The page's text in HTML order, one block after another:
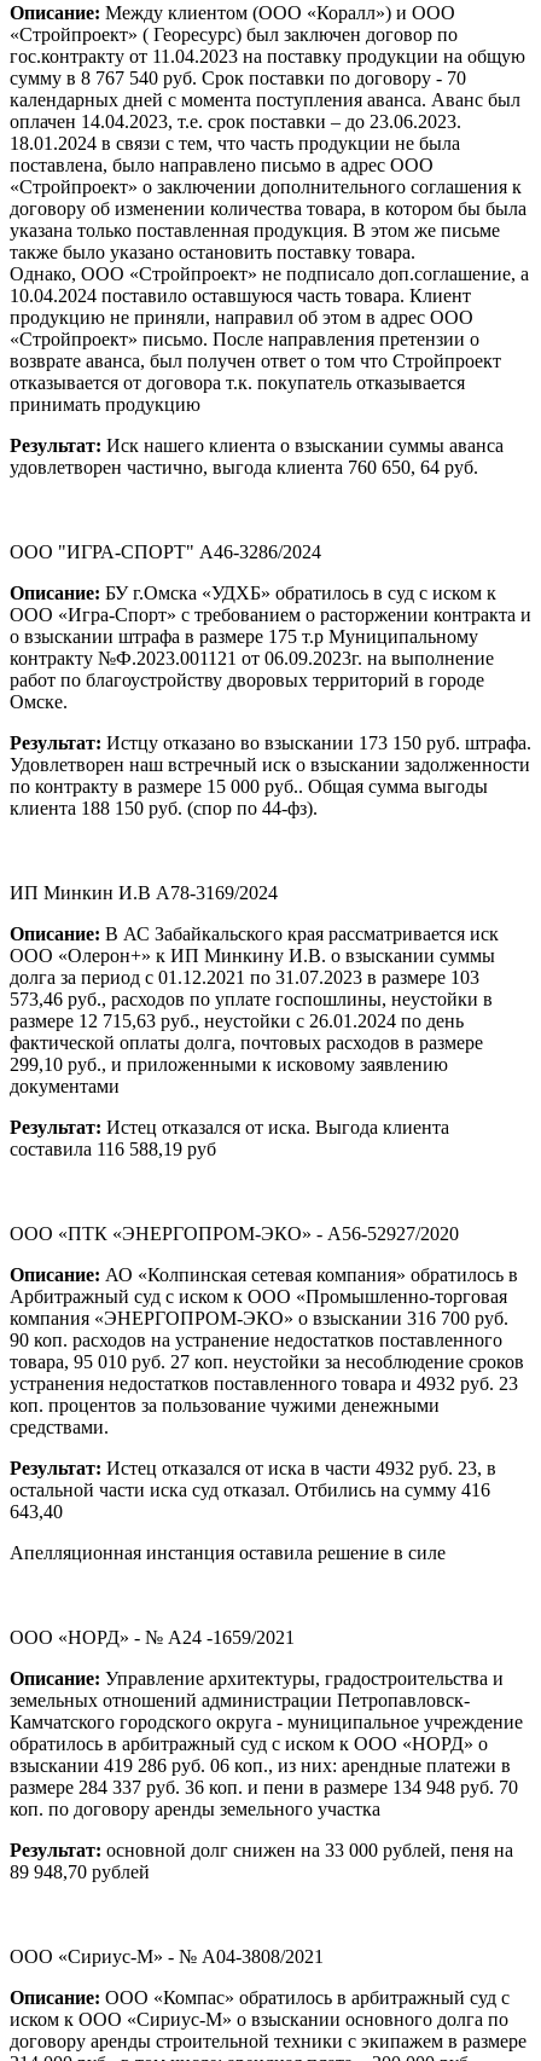
Описание: Между клиентом (ООО «Коралл») и ООО
«Стройпроект» ( Георесурс) был заключен договор по
гос.контракту от 11.04.2023 на поставку продукции на общую
сумму в 8 767 540 руб. Срок поставки по договору - 70
календарных дней с момента поступления аванса. Аванс был
оплачен 14.04.2023, т.е. срок поставки – до 23.06.2023.
18.01.2024 в связи с тем, что часть продукции не была
поставлена, было направлено письмо в адрес ООО
«Стройпроект» о заключении дополнительного соглашения к
договору об изменении количества товара, в котором бы была
указана только поставленная продукция. В этом же письме
также было указано остановить поставку товара.
Однако, ООО «Стройпроект» не подписало доп.соглашение, а
10.04.2024 поставило оставшуюся часть товара. Клиент
продукцию не приняли, направил об этом в адрес ООО
«Стройпроект» письмо. После направления претензии о
возврате аванса, был получен ответ о том что Стройпроект
отказывается от договора т.к. покупатель отказывается
принимать продукцию
Результат: Иск нашего клиента о взыскании суммы аванса
удовлетворен частично, выгода клиента 760 650, 64 руб.
ООО "ИГРА-СПОРТ" А46-3286/2024
Описание: БУ г.Омска «УДХБ» обратилось в суд с иском к
ООО «Игра-Спорт» с требованием о расторжении контракта и
о взыскании штрафа в размере 175 т.р Муниципальному
контракту №Ф.2023.001121 от 06.09.2023г. на выполнение
работ по благоустройству дворовых территорий в городе
Омске.
Результат: Истцу отказано во взыскании 173 150 руб. штрафа.
Удовлетворен наш встречный иск о взыскании задолженности
по контракту в размере 15 000 руб.. Общая сумма выгоды
клиента 188 150 руб. (спор по 44-фз).
ИП Минкин И.В А78-3169/2024
Описание: В АС Забайкальского края рассматривается иск
ООО «Олерон+» к ИП Минкину И.В. о взыскании суммы
долга за период с 01.12.2021 по 31.07.2023 в размере 103
573,46 руб., расходов по уплате госпошлины, неустойки в
размере 12 715,63 руб., неустойки с 26.01.2024 по день
фактической оплаты долга, почтовых расходов в размере
299,10 руб., и приложенными к исковому заявлению
документами
Результат: Истец отказался от иска. Выгода клиента
составила 116 588,19 руб
ООО «ПТК «ЭНЕРГОПРОМ-ЭКО» - А56-52927/2020
Описание: АО «Колпинская сетевая компания» обратилось в
Арбитражный суд с иском к ООО «Промышленно-торговая
компания «ЭНЕРГОПРОМ-ЭКО» о взыскании 316 700 руб.
90 коп. расходов на устранение недостатков поставленного
товара, 95 010 руб. 27 коп. неустойки за несоблюдение сроков
устранения недостатков поставленного товара и 4932 руб. 23
коп. процентов за пользование чужими денежными
средствами.
Результат: Истец отказался от иска в части 4932 руб. 23, в
остальной части иска суд отказал. Отбились на сумму 416
643,40
Апелляционная инстанция оставила решение в силе
ООО «НОРД» - № А24 -1659/2021
Описание: Управление архитектуры, градостроительства и
земельных отношений администрации Петропавловск-
Камчатского городского округа - муниципальное учреждение
обратилось в арбитражный суд с иском к ООО «НОРД» о
взыскании 419 286 руб. 06 коп., из них: арендные платежи в
размере 284 337 руб. 36 коп. и пени в размере 134 948 руб. 70
коп. по договору аренды земельного участка
Результат: основной долг снижен на 33 000 рублей, пеня на
89 948,70 рублей
ООО «Сириус-М» - № А04-3808/2021
Описание: ООО «Компас» обратилось в арбитражный суд с
иском к ООО «Сириус-М» о взыскании основного долга по
договору аренды строительной техники с экипажем в размере